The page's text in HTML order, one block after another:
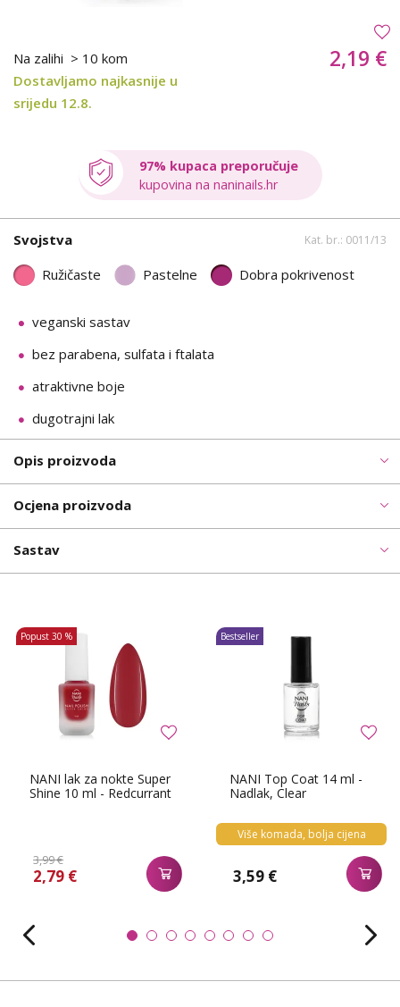
Na zalihi > 10 kom
Dostavljamo najkasnije u
srijedu 12.8.
2,19 €
97% kupaca preporučuje
kupovina na naninails.hr
Svojstva Kat. br.: 0011/13
Ružičaste Pastelne Dobra pokrivenost
veganski sastav
bez parabena, sulfata i ftalata
atraktivne boje
dugotrajni lak
Opis proizvoda
Ocjena proizvoda
Sastav
NANI lak za nokte Super
Shine 10 ml - Redcurrant
3,99 €
2,79 €
Popust 30 %
NANI Top Coat 14 ml -
Nadlak, Clear
Više komada, bolja cijena
3,59 €
Bestseller